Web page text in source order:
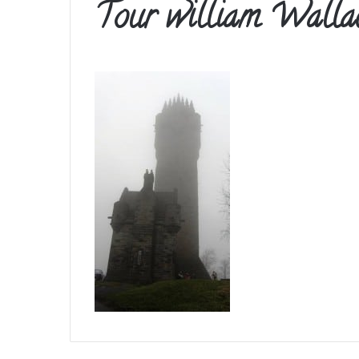
Tour william